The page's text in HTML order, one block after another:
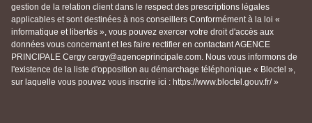
gestion de la relation client dans le respect des prescriptions légales
applicables et sont destinées à nos conseillers Conformément à la loi «
informatique et libertés », vous pouvez exercer votre droit d'accès aux
données vous concernant et les faire rectifier en contactant AGENCE
PRINCIPALE Cergy cergy@agenceprincipale.com. Nous vous informons de
l'existence de la liste d'opposition au démarchage téléphonique « Bloctel »,
sur laquelle vous pouvez vous inscrire ici : https://www.bloctel.gouv.fr/ »